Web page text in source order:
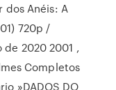
dos Anéis: A
720p /
2020 2001 ,
Completos
»DADOS DO